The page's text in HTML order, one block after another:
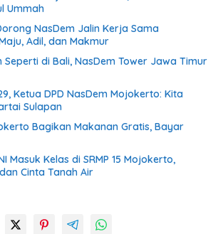
Ummah
NasDem Jalin Kerja Sama
Adil, dan Makmur
Seperti di Bali, NasDem Tower Jawa Timur
Ketua DPD NasDem Mojokerto: Kita
Sulapan
Bagikan Makanan Gratis, Bayar
Masuk Kelas di SRMP 15 Mojokerto,
Cinta Tanah Air